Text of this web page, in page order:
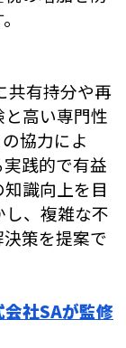
共有持分や再
高い専門性
協力によ
践的で有益
識向上を目
し、複雑な不
策を提案で
社SAが監修